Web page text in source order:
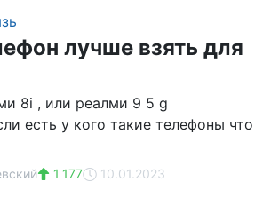
лучше взять для
8i , или реалми 9 5 g
есть у кого такие телефоны что
1 177 10.01.2023